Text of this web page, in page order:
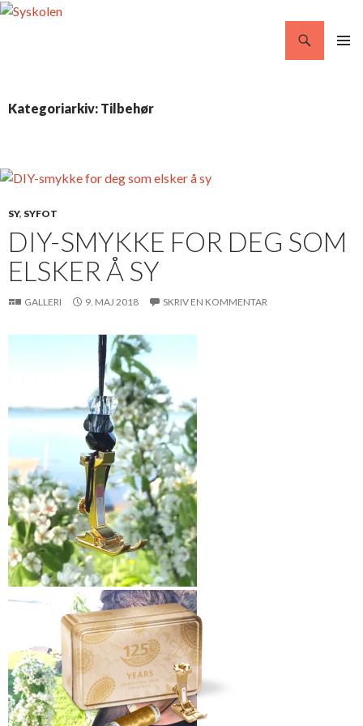
Kategoriarkiv: Tilbehør
SY, SYFOT
DIY-SMYKKE FOR DEG SOM
ELSKER Å SY
GALLERI 9. MAJ 2018 SKRIV EN KOMMENTAR
Gullfotsmykke